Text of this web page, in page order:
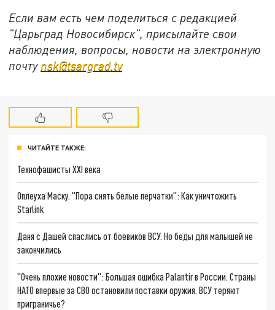
Если вам есть чем поделиться с редакцией
"Царьград Новосибирск", присылайте свои
наблюдения, вопросы, новости на электронную
почту nsk@tsargrad.tv
ЧИТАЙТЕ ТАКЖЕ:
Технофашисты XXI века
Оплеуха Маску. "Пора снять белые перчатки": Как уничтожить
Starlink
Даня с Дашей спаслись от боевиков ВСУ. Но беды для малышей не
закончились
"Очень плохие новости": Большая ошибка Palantir в России. Страны
НАТО впервые за СВО остановили поставки оружия. ВСУ теряют
приграничье?